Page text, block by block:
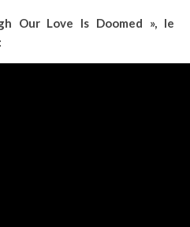
Our Love Is Doomed », le